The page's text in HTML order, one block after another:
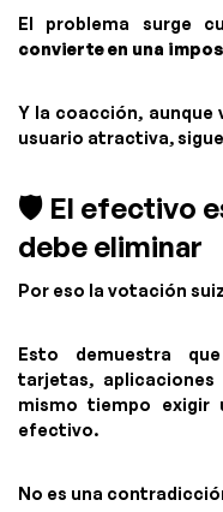
El problema surge
convierte en una
Y la coacción, aunque
usuario atractiva,
🛡️ El efectivo
debe eliminar
Por eso la votación
Esto demuestra
tarjetas,
mismo tiempo exigir
efectivo.
No es una